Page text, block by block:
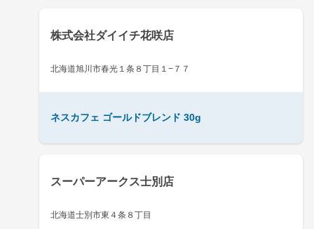
株式会社ダイイチ花咲店
北海道旭川市春光１条８丁目１−７７
ネスカフェ ゴールドブレンド 30g
スーパーアークス士別店
北海道士別市東４条８丁目